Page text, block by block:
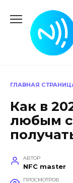
содержанию
ГЛАВНАЯ
Как в
любым
АВТОР
NFC master
ПРОСМОТРОВ